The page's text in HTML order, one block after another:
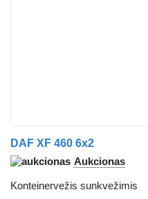
DAF XF 460 6x2
Aukcionas
Konteinervežis sunkvežimis